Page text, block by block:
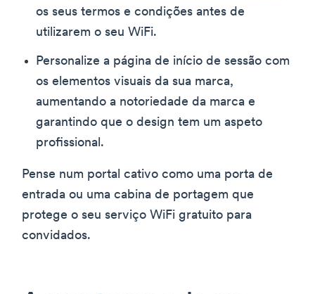
os seus termos e condições antes de
utilizarem o seu WiFi.
Personalize a página de início de sessão com
os elementos visuais da sua marca,
aumentando a notoriedade da marca e
garantindo que o design tem um aspeto
profissional.
Pense num portal cativo como uma porta de
entrada ou uma cabina de portagem que
protege o seu serviço WiFi gratuito para
convidados.